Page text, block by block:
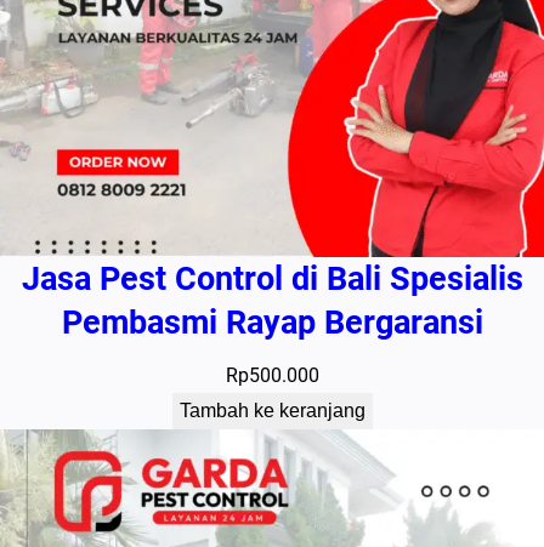
Jasa Pest Control di Bali Spesialis
Pembasmi Rayap Bergaransi
Rp500.000
Tambah ke keranjang